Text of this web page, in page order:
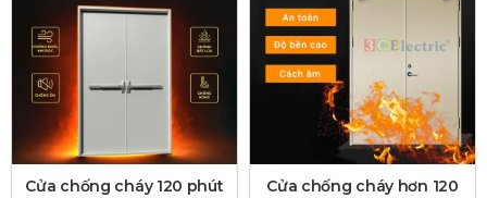
Cửa chống cháy 120 phút Cửa chống cháy hơn 120